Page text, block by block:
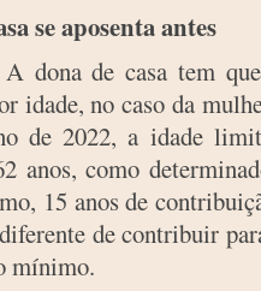
se aposenta antes
dona de casa tem
idade, no caso da
de 2022, a idade
anos, como
15 anos de
de contribuir
mínimo.